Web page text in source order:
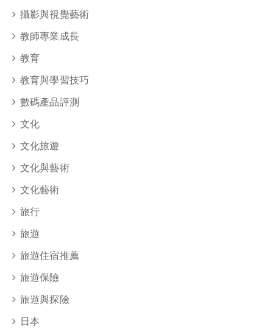
攝影與視覺藝術
教師專業成長
教育
教育與學習技巧
數碼產品評測
文化
文化旅遊
文化與藝術
文化藝術
旅行
旅遊
旅遊住宿推薦
旅遊保險
旅遊與探險
日本